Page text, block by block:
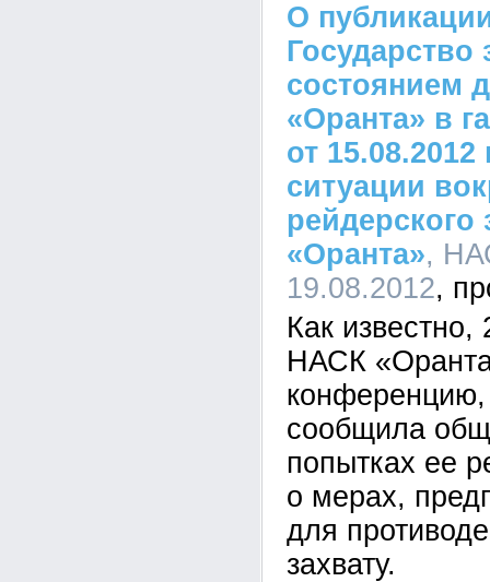
О
Государство
состоянием
«Оранта» в
от 15.08.2012
ситуации
рейдерского
«Оранта»,
19.08.2012
Как
НАСК
конференцию,
сообщила
попытках ее
о мерах,
для
захвату.